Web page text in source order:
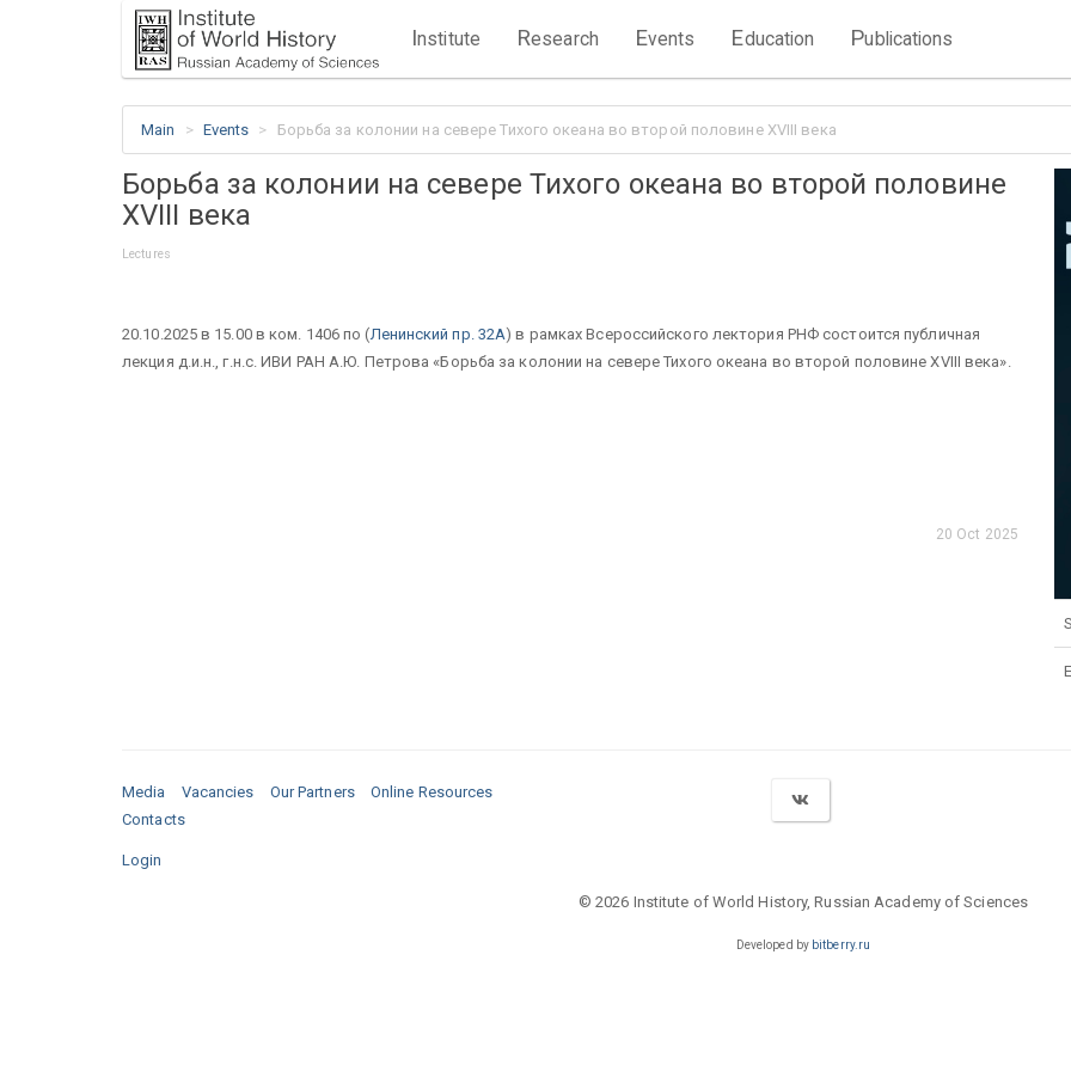
Institute Research Events Education Publications
Main Events Борьба за колонии на севере Тихого океана во второй половине XVIII века
Борьба за колонии на севере Тихого океана во второй половине
XVIII века
Lectures
20.10.2025 в 15.00 в ком. 1406 по (Ленинский пр. 32А) в рамках Всероссийского лектория РНФ состоится публичная
лекция д.и.н., г.н.с. ИВИ РАН А.Ю. Петрова «Борьба за колонии на севере Тихого океана во второй половине XVIII века».
20 Oct 2025
Media Vacancies Our Partners
Online Resources
Contacts
Login
© 2026 Institute of World History, Russian Academy of Sciences
Developed by bitberry.ru